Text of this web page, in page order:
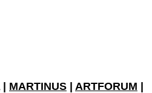
| MARTINUS | ARTFORUM |